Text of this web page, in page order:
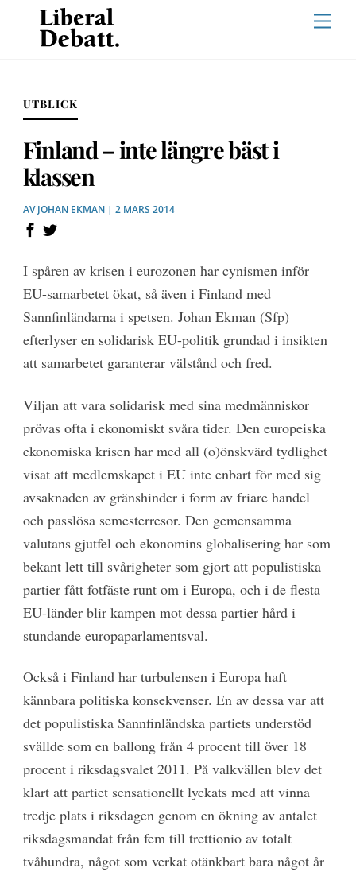
content
UTBLICK
Finland – inte längre bäst i
klassen
AVJOHAN EKMAN| 2 MARS 2014
I spåren av krisen i eurozonen har cynismen inför
EU-samarbetet ökat, så även i Finland med
Sannfinländarna i spetsen. Johan Ekman (Sfp)
efterlyser en solidarisk EU-politik grundad i insikten
att samarbetet garanterar välstånd och fred.
Viljan att vara solidarisk med sina medmänniskor
prövas ofta i ekonomiskt svåra tider. Den europeiska
ekonomiska krisen har med all (o)önskvärd tydlighet
visat att medlemskapet i EU inte enbart för med sig
avsaknaden av gränshinder i form av friare handel
och passlösa semesterresor. Den gemensamma
valutans gjutfel och ekonomins globalisering har som
bekant lett till svårigheter som gjort att populistiska
partier fått fotfäste runt om i Europa, och i de flesta
EU-länder blir kampen mot dessa partier hård i
stundande europaparlamentsval.
Också i Finland har turbulensen i Europa haft
kännbara politiska konsekvenser. En av dessa var att
det populistiska Sannfinländska partiets understöd
svällde som en ballong från 4 procent till över 18
procent i riksdagsvalet 2011. På valkvällen blev det
klart att partiet sensationellt lyckats med att vinna
tredje plats i riksdagen genom en ökning av antalet
riksdagsmandat från fem till trettionio av totalt
tvåhundra, något som verkat otänkbart bara något år